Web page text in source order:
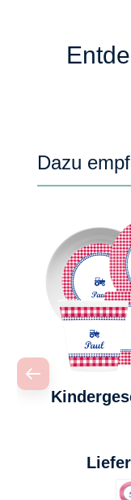
Produktgalerie
Dazu